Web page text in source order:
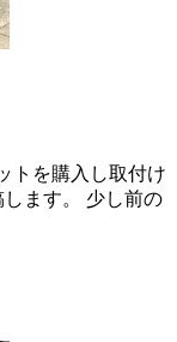
トを購入し取付け
ます。 少し前の